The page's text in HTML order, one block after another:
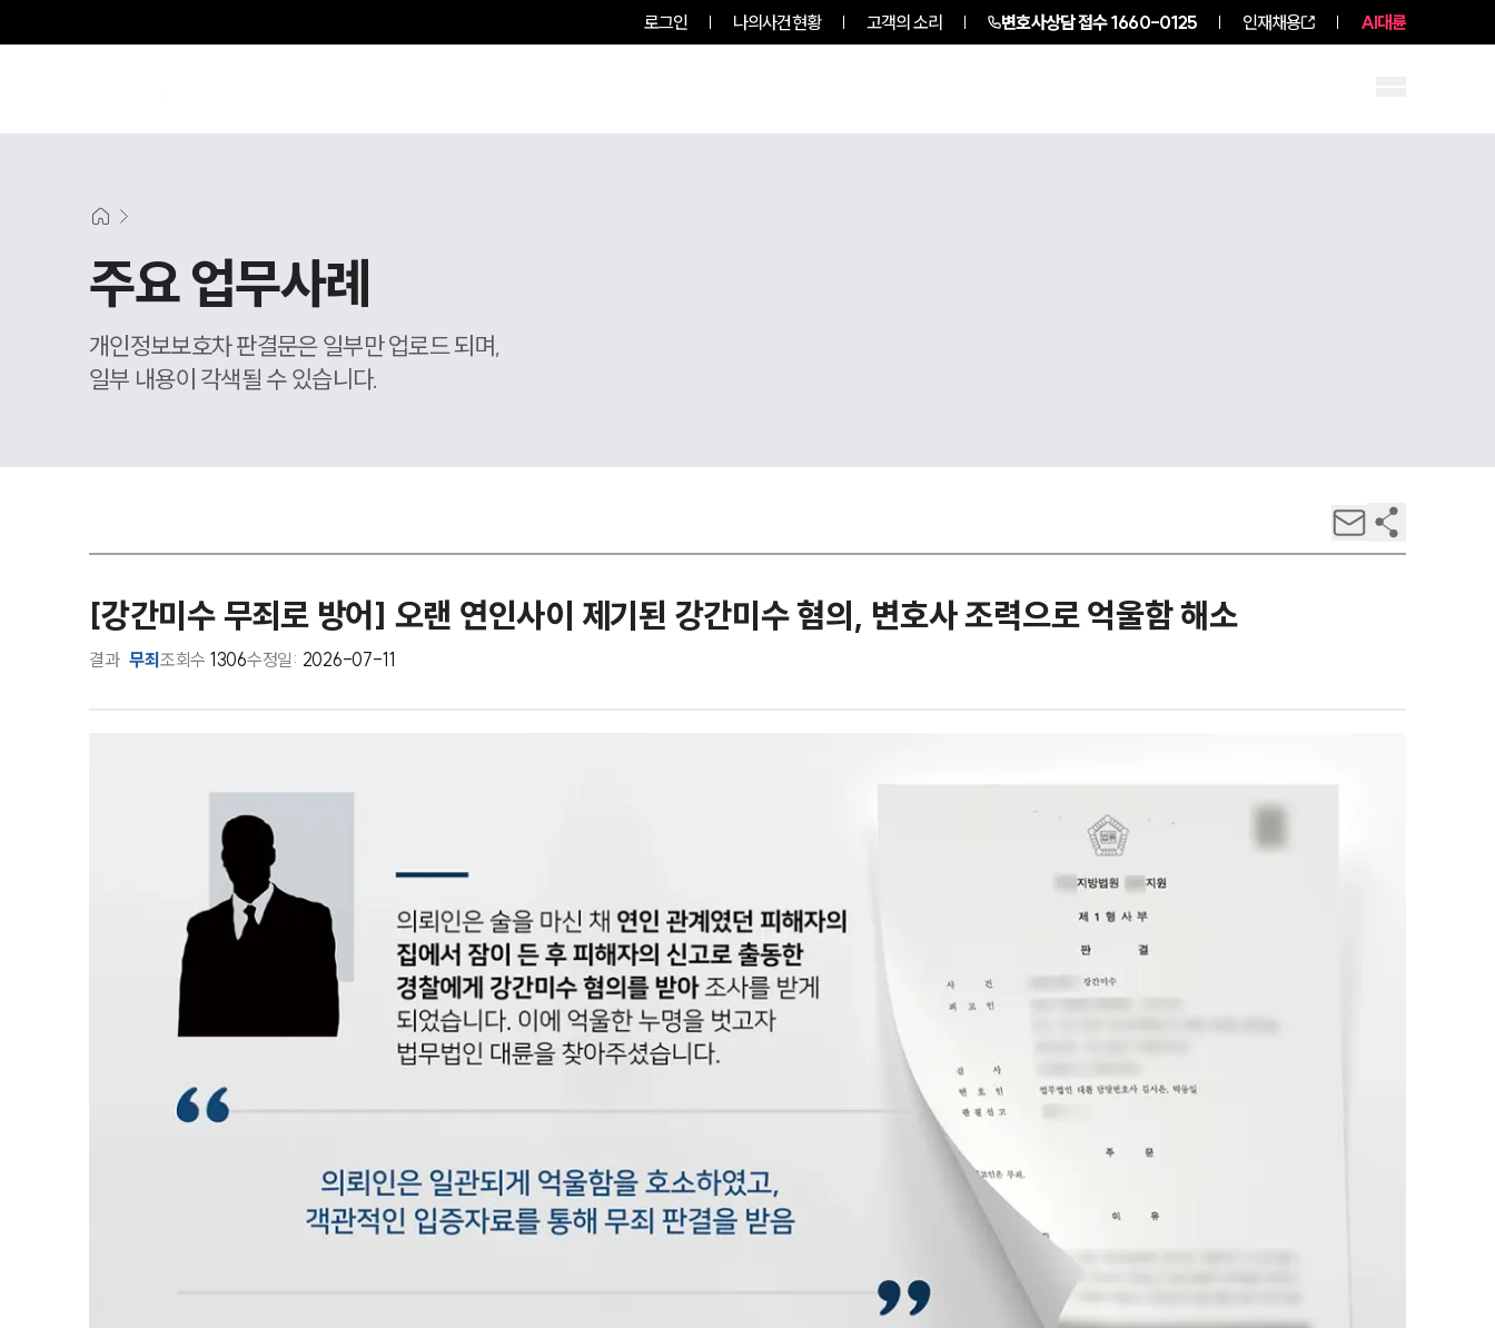
로그인 나의사건현황 고객의 소리 변호사상담 접수1660-0125 인재채용 AI대륜
주요 업무사례
개인정보보호차 판결문은 일부만 업로드 되며,
일부 내용이 각색될 수 있습니다.
[강간미수 무죄로 방어] 오랜 연인사이 제기된 강간미수 혐의, 변호사 조력으로 억울함 해소
결과 무죄 조회수 1306수정일: 2026-07-11